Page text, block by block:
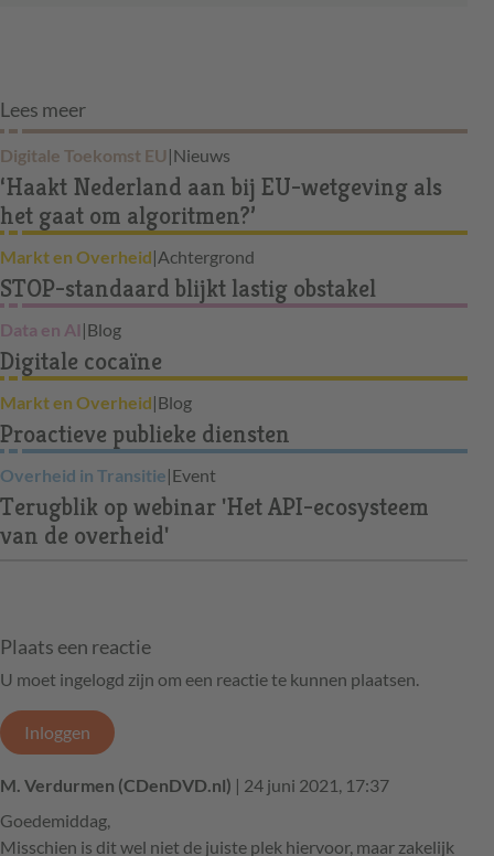
Lees meer
Digitale Toekomst EU |Nieuws
‘Haakt Nederland aan bij EU-wetgeving als
het gaat om algoritmen?’
Markt en Overheid|Achtergrond
STOP-standaard blijkt lastig obstakel
Data en AI |Blog
Digitale cocaïne
Markt en Overheid|Blog
Proactieve publieke diensten
Overheid in Transitie|Event
Terugblik op webinar 'Het API-ecosysteem
van de overheid'
Plaats een reactie
U moet ingelogd zijn om een reactie te kunnen plaatsen.
Inloggen
M. Verdurmen (CDenDVD.nl) | 24 juni 2021, 17:37
Goedemiddag,
Misschien is dit wel niet de juiste plek hiervoor, maar zakelijk